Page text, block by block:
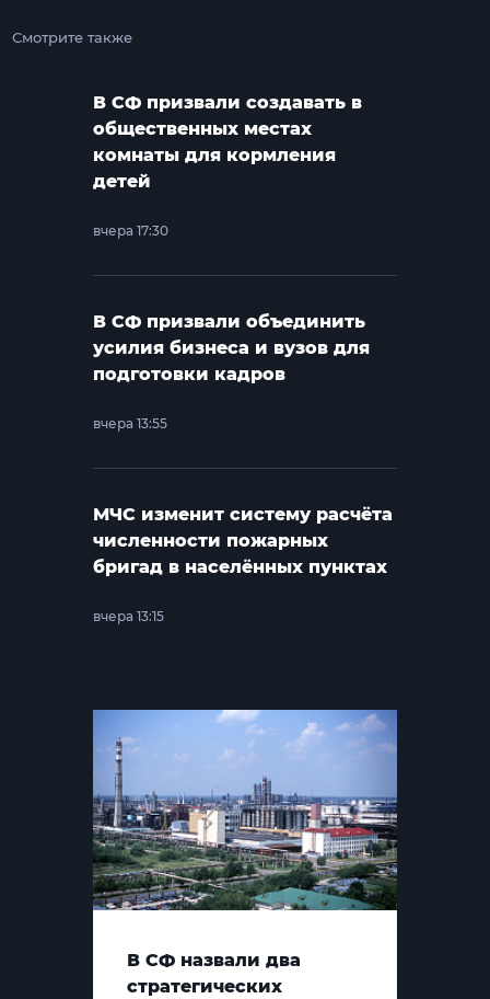
Смотрите также
В СФ призвали создавать в
общественных местах
комнаты для кормления
детей
вчера 17:30
В СФ призвали объединить
усилия бизнеса и вузов для
подготовки кадров
вчера 13:55
МЧС изменит систему расчёта
численности пожарных
бригад в населённых пунктах
вчера 13:15
В СФ назвали два
стратегических